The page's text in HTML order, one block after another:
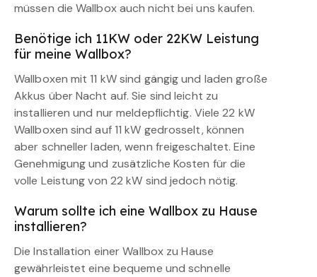
müssen die Wallbox auch nicht bei uns kaufen.
Benötige ich 11KW oder 22KW Leistung
für meine Wallbox?
Wallboxen mit 11 kW sind gängig und laden große
Akkus über Nacht auf. Sie sind leicht zu
installieren und nur meldepflichtig. Viele 22 kW
Wallboxen sind auf 11 kW gedrosselt, können
aber schneller laden, wenn freigeschaltet. Eine
Genehmigung und zusätzliche Kosten für die
volle Leistung von 22 kW sind jedoch nötig.
Warum sollte ich eine Wallbox zu Hause
installieren?
Die Installation einer Wallbox zu Hause
gewährleistet eine bequeme und schnelle